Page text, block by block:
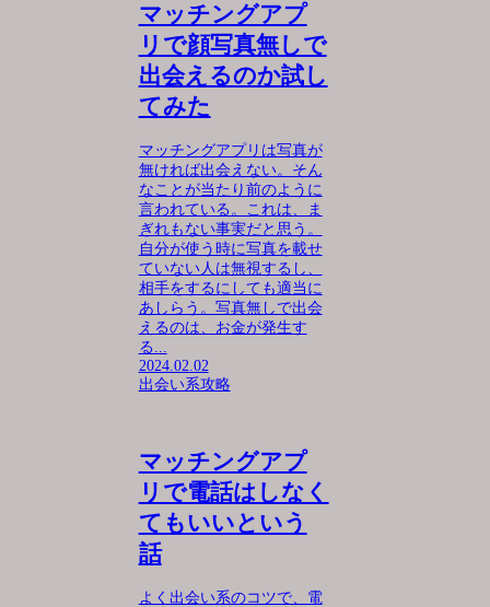
マッチングアプ
リで顔写真無しで
出会えるのか試し
てみた
マッチングアプリは写真が
無ければ出会えない。そん
なことが当たり前のように
言われている。これは、ま
ぎれもない事実だと思う。
自分が使う時に写真を載せ
ていない人は無視するし、
相手をするにしても適当に
あしらう。写真無しで出会
えるのは、お金が発生す
る...
2024.02.02
出会い系攻略
マッチングアプ
リで電話はしなく
てもいいという
話
よく出会い系のコツで、電